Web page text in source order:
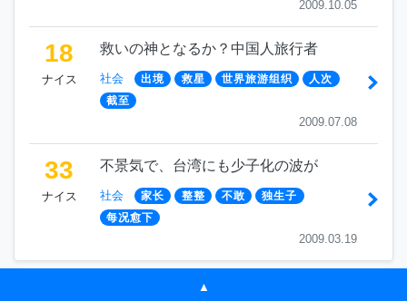
2009.10.05
18
ナイス
救いの神となるか？中国人旅行者
社会 出境 救星 世界旅游组织
人次
截至
2009.07.08
33
ナイス
不景気で、台湾にも少子化の波が
社会 家长 整整 不敢
独生子
每况愈下
2009.03.19
▲